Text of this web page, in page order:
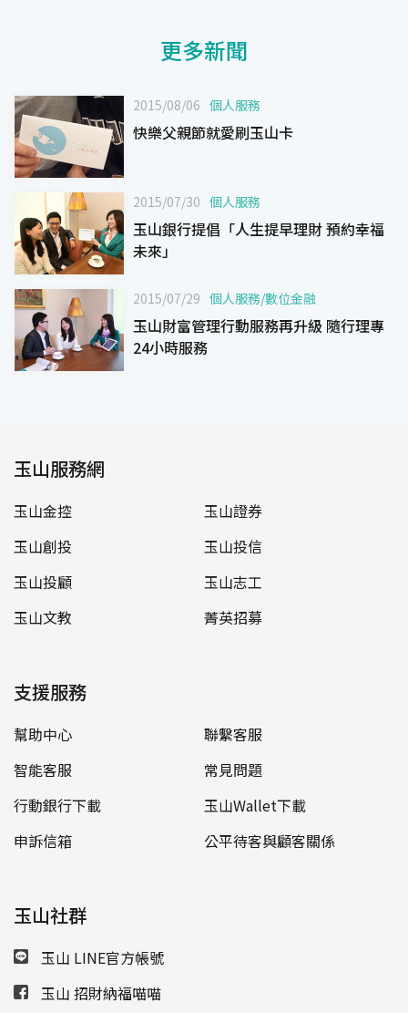
更多新聞
2015/08/06 個人服務
快樂父親節就愛刷玉山卡
2015/07/30 個人服務
玉山銀行提倡「人生提早理財 預約幸福
未來」
2015/07/29 個人服務/數位金融
玉山財富管理行動服務再升級 隨行理專
24小時服務
玉山服務網
玉山金控
玉山證券
玉山創投
玉山投信
玉山投顧
玉山志工
玉山文教
菁英招募
支援服務
幫助中心
聯繫客服
智能客服
常見問題
行動銀行下載
玉山Wallet下載
申訴信箱
公平待客與顧客關係
玉山社群
玉山 LINE官方帳號
玉山 招財納福喵喵